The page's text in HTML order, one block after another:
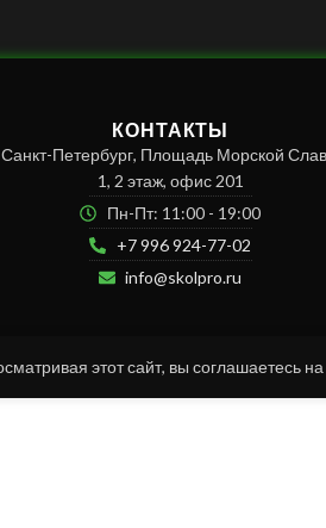
КОНТАКТЫ
Санкт-Петербург, Площадь Морской
1, 2 этаж, офис 201
Пн-Пт: 11:00 - 19:00
+7 996 924-77-02
info@skolpro.ru
этот сайт, вы соглашаетесь